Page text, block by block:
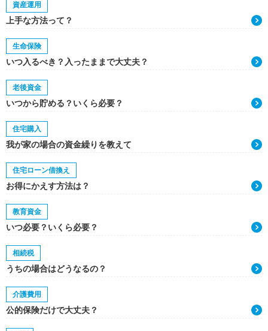
資産運用
上手な方法って？
生命保険
いつ入るべき？入ったままで大丈夫？
老後資金
いつから貯める？いくら必要？
住宅購入
我が家の場合の資金繰りを教えて
住宅ローン借換え
お得にかえす方法は？
教育資金
いつ必要？いくら必要？
相続税
うちの場合はどうなるの？
介護費用
公的保険だけで大丈夫？